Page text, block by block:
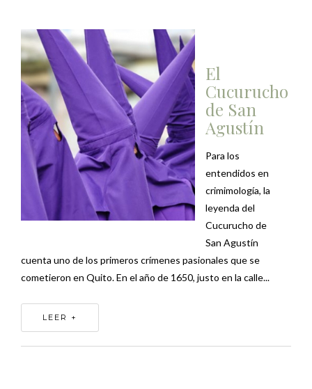
El
Cucurucho
de San
Agustín
Para los
entendidos en
crimimología, la
leyenda del
Cucurucho de
San Agustín
cuenta uno de los primeros crímenes pasionales que se
cometieron en Quito. En el año de 1650, justo en la calle...
LEER +